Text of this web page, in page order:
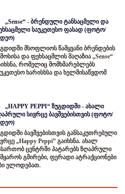
„Sense“ - ბრენდული ტანსაცმელი და
საუკეთესო ფასად (ფოტო/
მსოფლიოს წამყვანი ბრენდების
და ფეხსაცმლის მაღაზია „Sense“
რომელიც მომხმარებლებს
ხარისხსა და ხელმისაწვდომ
„HAPPY PEPPI“ ზუგდიდში - ახალი
სივრცე ბავშვებისთვის (ფოტო/
ბავშვებისთვის განსაკუთრებული
„Happy Peppi” გაიხსნა. ახალ
ცენტრში პატარებს ზღაპრული
გმირები, ფერადი ატრაქციონები
ელოდებათ.